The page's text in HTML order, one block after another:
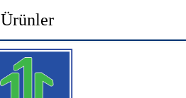
Ürünler